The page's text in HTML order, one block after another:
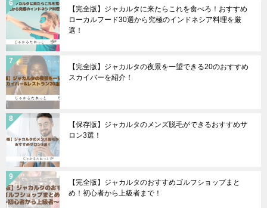
【完全版】ジャカルタに来たらこれを食べろ！おすすめ
ローカルフード30選から究極のインドネシア料理を厳
選！
【完全版】ジャカルタの夜景を一望できる20のおすすめ
スカイバーを紹介！
【保存版】ジャカルタのメンズ脱毛ができるおすすめサ
ロン3選！
【完全版】ジャカルタのおすすめゴルフショップまと
め！初心者から上級者まで！